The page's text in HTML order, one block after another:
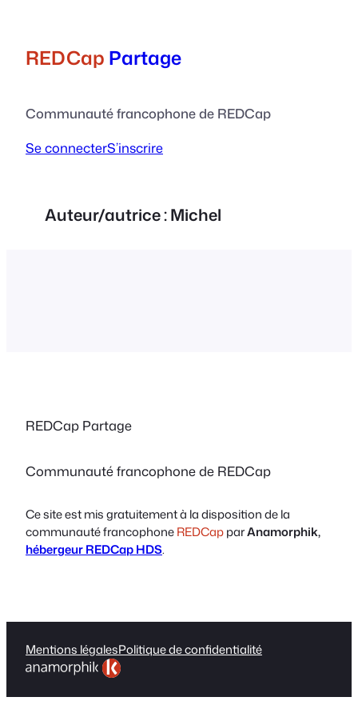
contenu
REDCap Partage
Communauté francophone de REDCap
Se connecterS’inscrire
Auteur/autrice :Michel
REDCap Partage
Communauté francophone de REDCap
Ce site est mis gratuitement à la disposition de la
communauté francophoneREDCapparAnamorphik,
hébergeur REDCapHDS.
Mentions légalesPolitique de confidentialité